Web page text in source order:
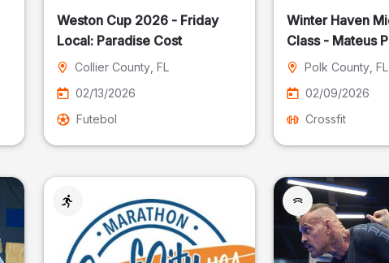
Weston Cup 2026 - Friday
Local: Paradise Cost
Collier County, FL
02/13/2026
Futebol
Winter Haven
Class - Mateus
Fotografia
Polk County , FL
02/09/2026
Crossfit